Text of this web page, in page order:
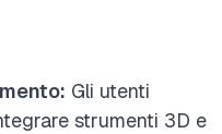
Gli utenti
strumenti 3D e